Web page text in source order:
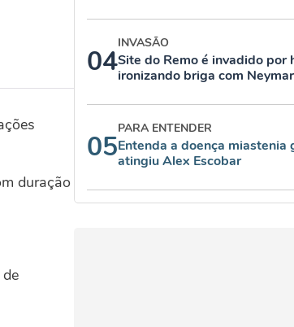
duração
04
INVASÃO
Site do Remo é invadido por
ironizando briga com Neymar
05
PARA ENTENDER
Entenda a doença miastenia
atingiu Alex Escobar